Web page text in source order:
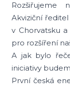
Rozšiřujeme
Akviziční
v Chorvatsku
pro rozšíření
A jak bylo
iniciativy
První česká